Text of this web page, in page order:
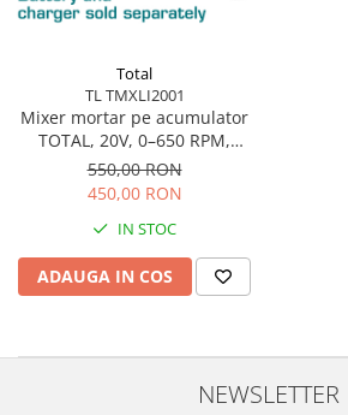
Mașini de șlefuit
Măști de sudură
Nivele cu bulă
Nivelă laser
Picamere
Drujbă
Accesorii pentru drujbă
Echipamente de protecție
Foarfece tablă
Foarfeci Grădină
Grătare Electrice
Total
TL TMXLI2001
Mixer mortar pe acumulator
TOTAL, 20V, 0–650 RPM,
prindere M14, fără baterie
550,00 RON
450,00 RON
IN STOC
ADAUGA IN COS
NEWSLETTER